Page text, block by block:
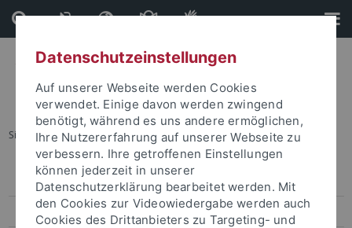
Direkt
zum
Inhalt
Direkt
zur
Fußleiste
Sie sind hier: Startseite ... Besondere Projekte
Verzeichnis der Studiengänge
Studiengänge in Kooperation mit anderen Universitäten
Datenschutzeinstellungen
Auf unserer Webseite werden Cookies
verwendet. Einige davon werden zwingend
benötigt, während es uns andere ermöglichen,
Ihre Nutzererfahrung auf unserer Webseite zu
verbessern. Ihre getroffenen Einstellungen
können jederzeit in unserer
Datenschutzerklärung bearbeitet werden. Mit
den Cookies zur Videowiedergabe werden auch
Cookies des Drittanbieters zu Targeting- und